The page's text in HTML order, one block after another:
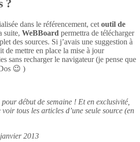
?
dans le référencement, cet outil de
suite, WeBBoard permettra de télécharger
des sources. Si j’avais une suggestion à
de mettre en place la mise à jour
sans recharger le navigateur (je pense que
😉 )
début de semaine ! Et en exclusivité,
tous les articles d’une seule source (en
2013